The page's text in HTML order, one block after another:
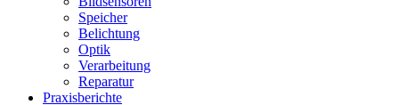
Speicher
Belichtung
Optik
Verarbeitung
Reparatur
Praxisberichte